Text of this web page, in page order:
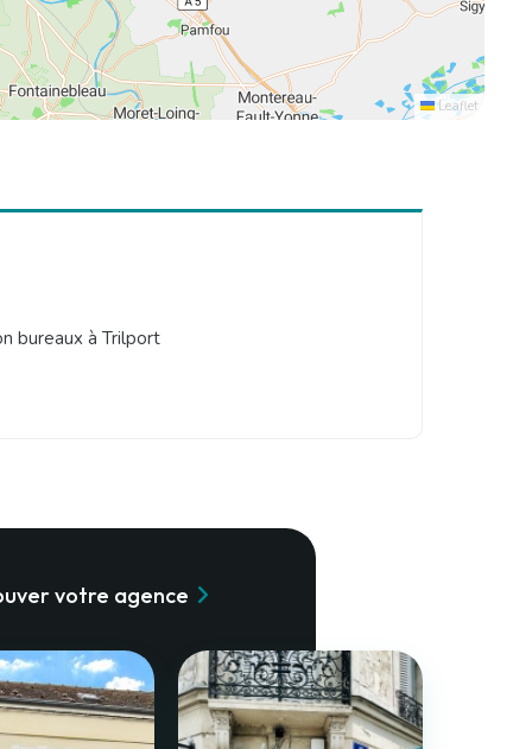
Leaflet
bureaux à Trilport
votre agence